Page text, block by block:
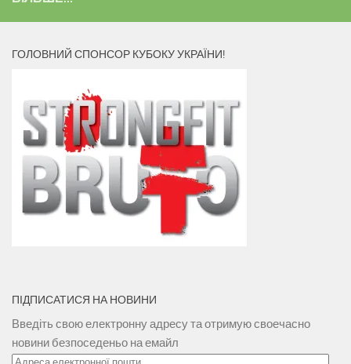
ГОЛОВНИЙ СПОНСОР КУБОКУ УКРАЇНИ!
ПІДПИСАТИСЯ НА НОВИНИ
Введіть свою електронну адресу та отримую своечасно
новини безпоседеньо на емайл
Адреса